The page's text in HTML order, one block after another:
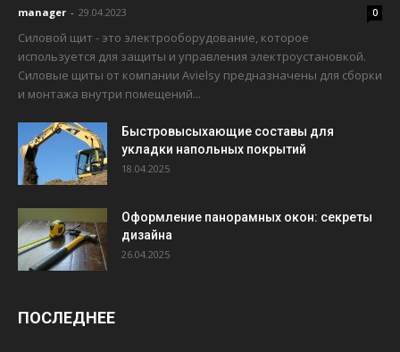
manager - 29.04.2023 0
Силовой щит - это электрооборудование, которое
используется для защиты и управления электроустановкой.
Силовые щиты от компании Avielsy предназначены для сборки
и монтажа внутри помещений...
Быстровысыхающие составы для
укладки напольных покрытий
18.04.2025
Оформление панорамных окон: секреты
дизайна
26.04.2025
ПОСЛЕДНЕЕ